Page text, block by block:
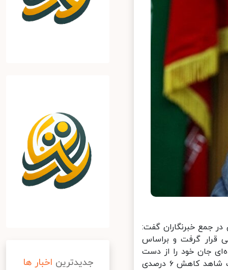
جمع خبرنگاران گفت:
قرار گرفت و براساس
جاده‌ای جان خود را از دست
داده‌اند که این رقم در سال ۹۸ به ۱۲۴۱ نفر رسیده است که به این ترتیب شاهد کاهش ۶ درصدی
جدیدترین اخبار ها